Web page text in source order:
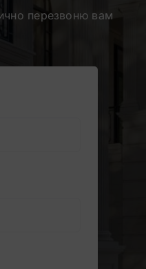
перезвоню вам